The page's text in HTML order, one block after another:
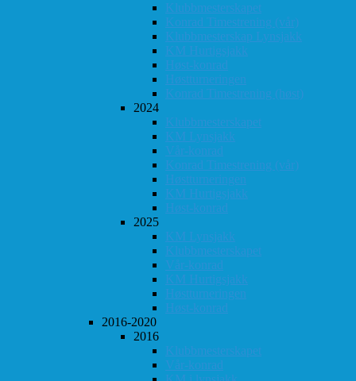
Klubbmesterskapet
Konrad Timestrening (vår)
Klubbmesterskap Lynsjakk
KM Hurtigsjakk
Høst-konrad
Høstturneringen
Konrad Timestrening (høst)
2024
Klubbmesterskapet
KM Lynsjakk
Vår-konrad
Konrad Timestrening (vår)
Høstturneringen
KM Hurtigsjakk
Høst-konrad
2025
KM Lynsjakk
Klubbmesterskapet
Vår-konrad
KM Hurtigsjakk
Høstturneringen
Høst-konrad
2016-2020
2016
Klubbmesterskapet
Vår-konrad